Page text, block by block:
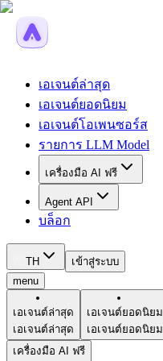
เอเจนต์ล่าสุด
เอเจนต์ยอดนิยม
เอเจนต์โอเพนซอร์ส
รายการ LLM Model
เครื่องมือ AI ฟรี
Agent API
บล็อก
TH
เข้าสู่ระบบ
menu
เอเจนต์ล่าสุด
เอเจนต์ล่าสุด
เอเจนต์ยอดนิยม
เอเจนต์ยอดนิยม
เครื่องมือ AI ฟรี